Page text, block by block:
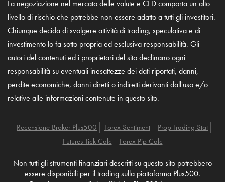
La negoziazione nel mercato delle valute e CFD comporta un alto
livello di rischio che potrebbe non essere adatto a tutti gli investitori.
Chiunque decida di svolgere attività di trading, speculativa e di
investimento lo fa sotto propria ed esclusiva responsabilità. Gli
autori del contenuti ed i proprietari del sito declinano ogni
responsabilità su eventuali inesattezze dei dati riportati, danni,
perdite economiche, danni diretti o indiretti derivanti dall'uso e/o
relative alle informazioni contenute in questo sito.
Recensione Broker Plus500 Forex Sentiment
Prop Trading Stat
Futures Tick Calc
Forex Pip Calc
Non tutti gli strumenti finanziari descritti su questo sito potrebbero
essere disponibili per il trading sulla piattaforma Plus500.